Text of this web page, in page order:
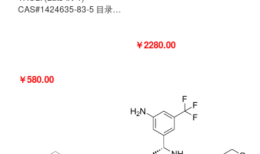
CAS#1424635-83-5 目录号
￥580.00
￥2280.00